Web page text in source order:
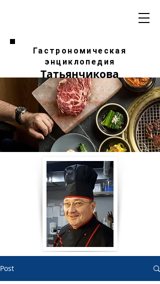
Гастрономическая
энциклопедия
Татьянчикова
Post